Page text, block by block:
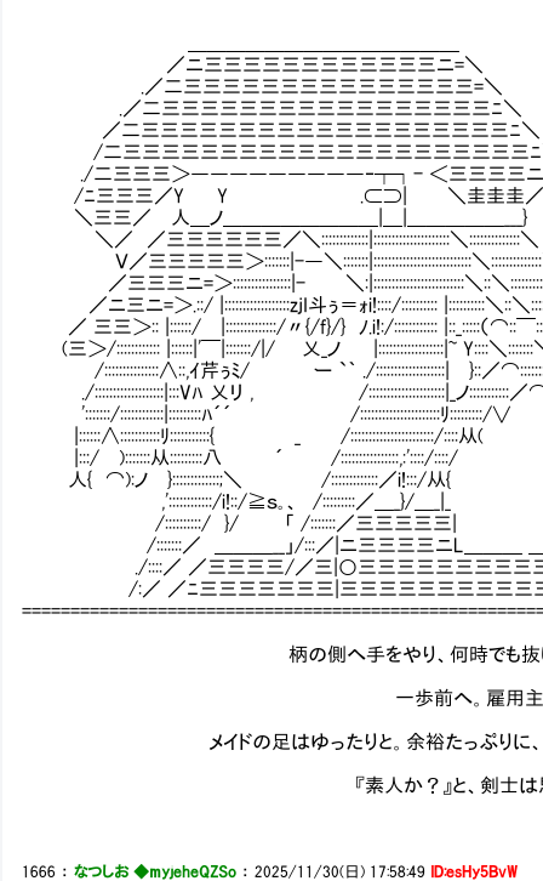
／ニ三三三三三三三三三三三三ニ=＼
.／二三三三三三三三三三三三三三三三=＼
.／二三三三三三三三三三三三三三三三三三ﾆ＼
／二三三三三三三三三三三三三三三三三三三三ﾆ＼
/二三三三三三三三三三三三三三三三三三三三三三ﾆ
./二三三三＞―――――――――‐┬┐- ＜三三三三ニ
/ﾆ三三三／Y Y .⊂⊃| ＼圭圭圭
＼三三／ 人＿ノ＿＿＿＿＿＿＿＿|＿|＿＿＿＿＿___}
＼／ ／三三三三三三／＼:::::::::::::|:::::::::::::::::::::＼::::::::::::::＼
Ｖ／三三三三三＞:::::::|-―＼:::::::|:::::::::::::::::::::::::::＼
／三三三ニ=＞::::::::::::::::|- ＼:|:::::::::::::::::::::::::＼::＼
／ニ三ニ=＞.::/ |::::::::::::::::::zjI斗ぅ＝ｫi!::::/:::::::::: |::::::::::＼::＼
／ 三三＞:: |::::::/ |::::::::::::::/〃{/f}/} ﾉ.i!:/:::::::::::: |::_:::::（⌒::￣
(三＞/:::::::::::: |::::::|'￣|:::::::/|/ 乂_ノ |::::::::::::::::::|~ Y::::＼:::::::
/:::::::::::::::∧::,ｲ芹ぅﾐ/ ー `｀ ./:::::::::::::::::::| }::／
./:::::::::::::::::::|:::Vﾊ 乂リ , /:::::::::::::::::::::|_ノ:::::::::::／
':::::::/::::::::::::|:::::::::ﾊ´´ /::::::::::::::::::::::ﾘ
|::::::∧:::::::::::ﾘ:::::::::::{ _ /:::::::::::::::::::::::/::::从(
|:::/ ):::::::从:::::::::八 ´ /::::::::::::::::,:'::::/::::/
人{ ⌒):ノ }:::::::::::::;＼ /:::::::::::::／i!:::/从{
,'::::::::::::/i!::/≧ｓ｡、 /:::::::::／＿_}/＿_|_
/::::::::::/ }/ 「 /:::::::／三三三三三|
/:::::::／ ＿＿＿__」/:::／|ニ三三三三ニL＿＿＿
./::::／ ／三三三三/／三|○三三三三三三三三三
/:／ ／ﾆ三三三三三三三|三三三三三三三三三三
柄の側へ手をやり、何時でも抜ける構えの
一歩前へ。雇用主をかばう
メイドの足はゆったりと。余裕たっぷりに、間合
『素人か？』と、剣士は思うも念
1666 ：なつしお ◆myjeheQZSo ：2025/11/30(日) 17:58:49 ID:esHy5BvW